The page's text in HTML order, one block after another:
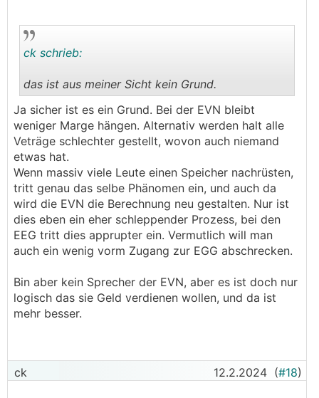
..
ck schrieb:
das ist aus meiner Sicht kein Grund.
Ja sicher ist es ein Grund. Bei der EVN bleibt
weniger Marge hängen. Alternativ werden halt alle
Veträge schlechter gestellt, wovon auch niemand
etwas hat.
Wenn massiv viele Leute einen Speicher nachrüsten,
tritt genau das selbe Phänomen ein, und auch da
wird die EVN die Berechnung neu gestalten. Nur ist
dies eben ein eher schleppender Prozess, bei den
EEG tritt dies apprupter ein. Vermutlich will man
auch ein wenig vorm Zugang zur EGG abschrecken.
Bin aber kein Sprecher der EVN, aber es ist doch nur
logisch das sie Geld verdienen wollen, und da ist
mehr besser.
ck 12.2.2024 (#18)